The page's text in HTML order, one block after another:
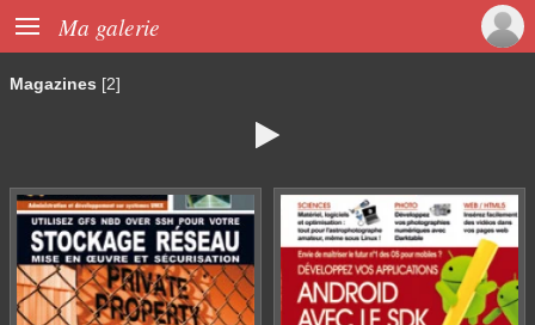
 Ma galerie
Magazines [2]
